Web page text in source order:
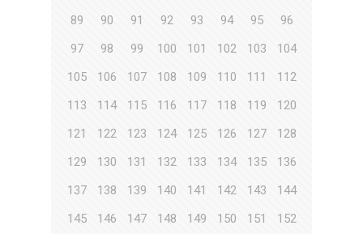
89
90 91 92 93 94 95
96
97
98 99 100 101 102 103
104
105
106 107 108 109 110 111
112
113
114 115 116 117 118 119
120
121
122 123 124 125 126 127
128
129
130 131 132 133 134 135
136
137
138 139 140 141 142 143
144
145
146 147 148 149 150 151
152